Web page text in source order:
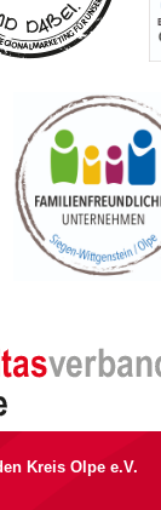
Kreis Olpe e.V.